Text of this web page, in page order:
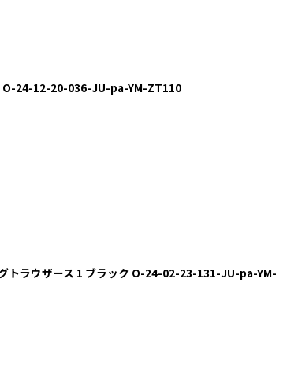
O-24-12-20-036-JU-pa-YM-ZT110
トラウザース 1 ブラック O-24-02-23-131-JU-pa-YM-